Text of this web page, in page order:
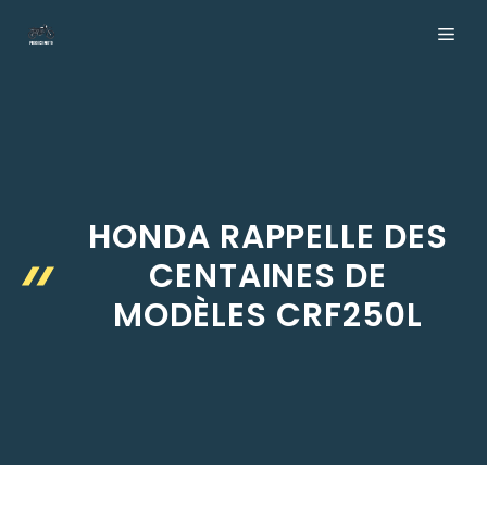
HONDA RAPPELLE DES
CENTAINES DE
MODÈLES CRF250L